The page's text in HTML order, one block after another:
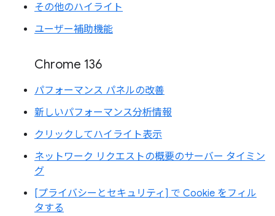
その他のハイライト
ユーザー補助機能
Chrome 136
パフォーマンス パネルの改善
新しいパフォーマンス分析情報
クリックしてハイライト表示
ネットワーク リクエストの概要のサーバー タイミン
グ
[プライバシーとセキュリティ] で Cookie をフィル
タする